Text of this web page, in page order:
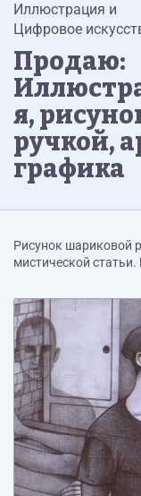
Иллюстрация и
Цифровое
Продаю:
я,
ручкой,
графика
Рисунок шариковой
мистической